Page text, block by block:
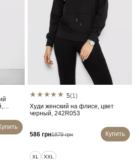
5(1)
Худи женский на флисе, цвет
черный, 242R053
586 грн1879 грн Купить
XL XXL